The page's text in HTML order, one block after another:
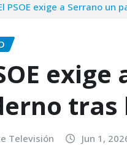
PSOE exige a Serrano un
tras
Televisión Jun 1,